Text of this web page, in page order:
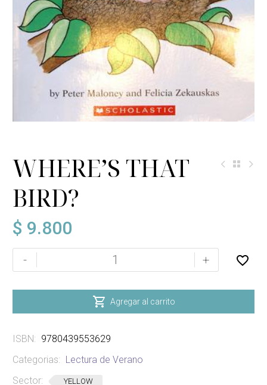
WHERE’S THAT
BIRD?
$ 9.800
-
WHERE'S
THAT
+
 Agregar al carrito
ISBN: 9780439553629
Categorias:
Lectura de Verano
Sector:
YELLOW